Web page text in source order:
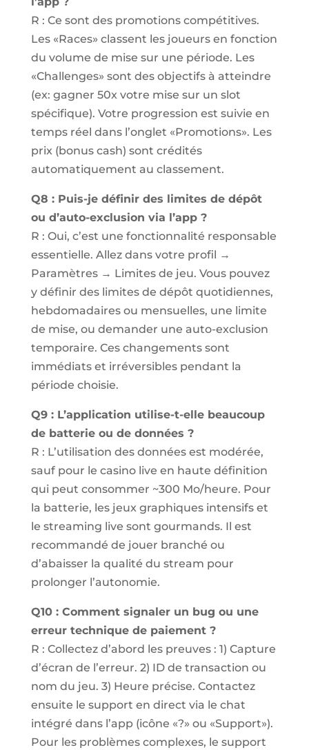
R : Ce sont des promotions compétitives.
Les «Races» classent les joueurs en fonction
du volume de mise sur une période. Les
«Challenges» sont des objectifs à atteindre
(ex: gagner 50x votre mise sur un slot
spécifique). Votre progression est suivie en
temps réel dans l’onglet «Promotions». Les
prix (bonus cash) sont crédités
automatiquement au classement.
Q8 : Puis-je définir des limites de dépôt
ou d’auto-exclusion via l’app ?
R : Oui, c’est une fonctionnalité responsable
essentielle. Allez dans votre profil →
Paramètres → Limites de jeu. Vous pouvez
y définir des limites de dépôt quotidiennes,
hebdomadaires ou mensuelles, une limite
de mise, ou demander une auto-exclusion
temporaire. Ces changements sont
immédiats et irréversibles pendant la
période choisie.
Q9 : L’application utilise-t-elle beaucoup
de batterie ou de données ?
R : L’utilisation des données est modérée,
sauf pour le casino live en haute définition
qui peut consommer ~300 Mo/heure. Pour
la batterie, les jeux graphiques intensifs et
le streaming live sont gourmands. Il est
recommandé de jouer branché ou
d’abaisser la qualité du stream pour
prolonger l’autonomie.
Q10 : Comment signaler un bug ou une
erreur technique de paiement ?
R : Collectez d’abord les preuves : 1) Capture
d’écran de l’erreur. 2) ID de transaction ou
nom du jeu. 3) Heure précise. Contactez
ensuite le support en direct via le chat
intégré dans l’app (icône «?» ou «Support»).
Pour les problèmes complexes, le support